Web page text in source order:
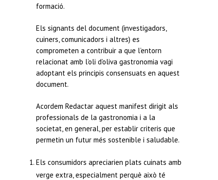
formació.
Els signants del document (investigadors,
cuiners, comunicadors i altres) es
comprometen a contribuir a que l’entorn
relacionat amb l’oli d’oliva gastronomia vagi
adoptant els principis consensuats en aquest
document.
Acordem Redactar aquest manifest dirigit als
professionals de la gastronomia i a la
societat, en general, per establir criteris que
permetin un futur més sostenible i saludable.
Els consumidors apreciarien plats cuinats amb
verge extra, especialment perquè això té